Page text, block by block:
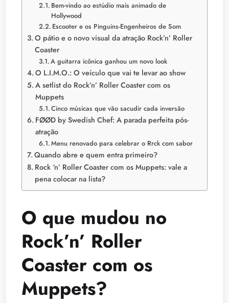
Bem-vindo ao estúdio mais animado de
Hollywood
Escooter e os Pinguins-Engenheiros de Som
O pátio e o novo visual da atração Rock’n’ Roller
Coaster
A guitarra icônica ganhou um novo look
O L.I.M.O.: O veículo que vai te levar ao show
A setlist do Rock’n’ Roller Coaster com os
Muppets
Cinco músicas que vão sacudir cada inversão
FØØD by Swedish Chef: A parada perfeita pós-
atração
Menu renovado para celebrar o Rrck com sabor
Quando abre e quem entra primeiro?
Rock ‘n’ Roller Coaster com os Muppets: vale a
pena colocar na lista?
O que mudou no
Rock’n’ Roller
Coaster com os
Muppets?